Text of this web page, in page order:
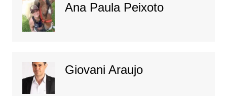
Ana Paula Peixoto
Giovani Araujo